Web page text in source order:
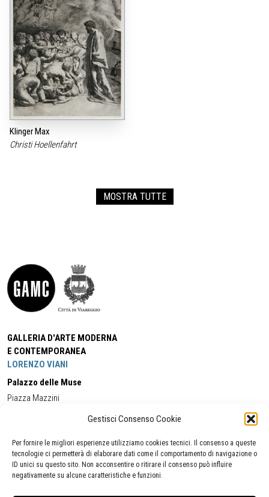
Gestisci Consenso Cookie
Per fornire le migliori esperienze utilizziamo cookies tecnici. Il consenso a queste
tecnologie ci permetterà di elaborare dati come il comportamento di navigazione o
ID unici su questo sito. Non acconsentire o ritirare il consenso può influire
negativamente su alcune caratteristiche e funzioni.
Klinger Max
Christi Hoellenfahrt
MOSTRA TUTTE
GALLERIA D'ARTE MODERNA
E CONTEMPORANEA
LORENZO VIANI
Palazzo delle Muse
Piazza Mazzini
Cell:+39 338 5714978 (orario apertura Galleria)
Tel:
+39 0584 944580
(orario 09.00/13.00)
Email:gamc@comune.viareggio.lu.it